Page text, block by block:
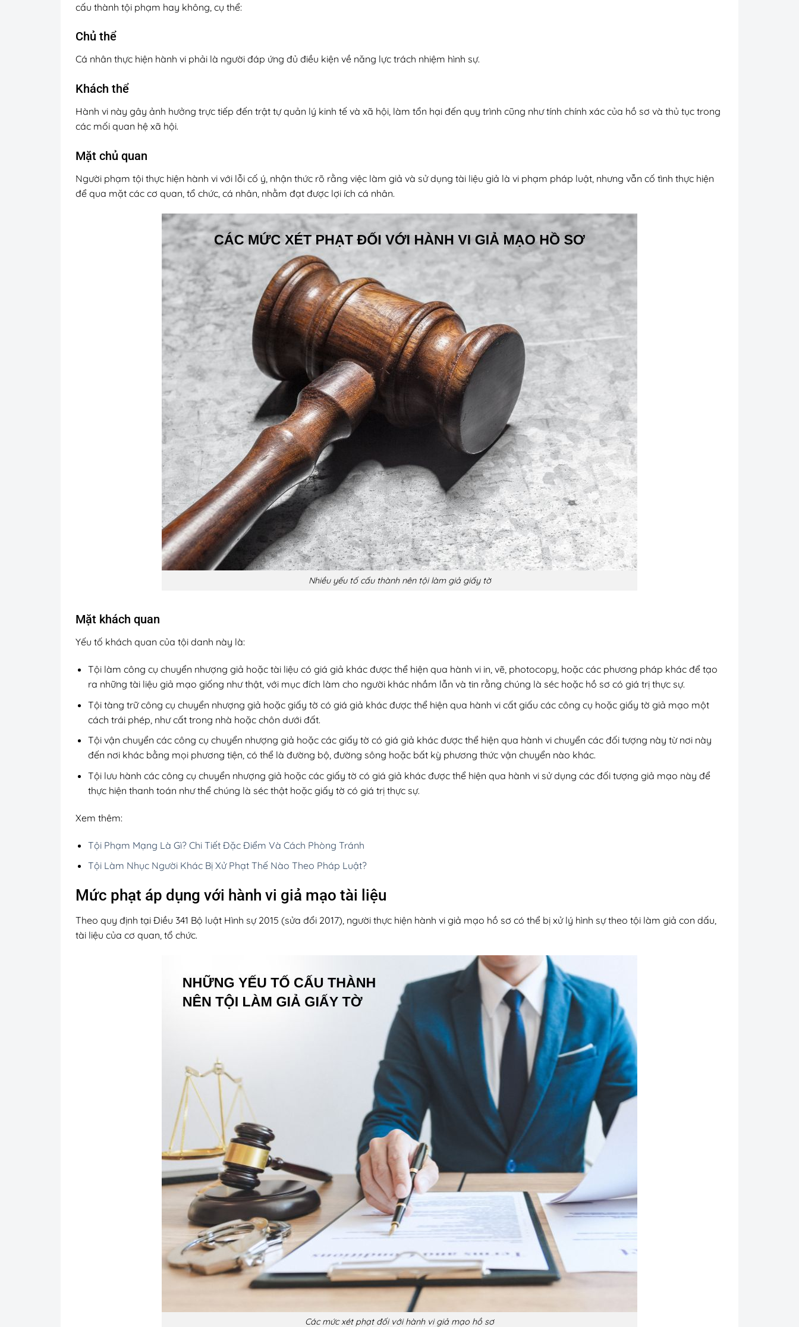
cấu thành tội phạm hay không, cụ thể:
Chủ thể
Cá nhân thực hiện hành vi phải là người đáp ứng đủ điều kiện về năng lực trách nhiệm hình sự.
Khách thể
Hành vi này gây ảnh hưởng trực tiếp đến trật tự quản lý kinh tế và xã hội, làm tổn hại đến quy trình cũng như tính chính xác của hồ sơ và thủ tục trong
các mối quan hệ xã hội.
Mặt chủ quan
Người phạm tội thực hiện hành vi với lỗi cố ý, nhận thức rõ rằng việc làm giả và sử dụng tài liệu giả là vi phạm pháp luật, nhưng vẫn cố tình thực hiện
để qua mặt các cơ quan, tổ chức, cá nhân, nhằm đạt được lợi ích cá nhân.
Nhiều yếu tố cấu thành nên tội làm giả giấy tờ
Mặt khách quan
Yếu tố khách quan của tội danh này là:
Tội làm công cụ chuyển nhượng giả hoặc tài liệu có giá giả khác được thể hiện qua hành vi in, vẽ, photocopy, hoặc các phương pháp khác để tạo
ra những tài liệu giả mạo giống như thật, với mục đích làm cho người khác nhầm lẫn và tin rằng chúng là séc hoặc hồ sơ có giá trị thực sự.
Tội tàng trữ công cụ chuyển nhượng giả hoặc giấy tờ có giá giả khác được thể hiện qua hành vi cất giấu các công cụ hoặc giấy tờ giả mạo một
cách trái phép, như cất trong nhà hoặc chôn dưới đất.
Tội vận chuyển các công cụ chuyển nhượng giả hoặc các giấy tờ có giá giả khác được thể hiện qua hành vi chuyển các đối tượng này từ nơi này
đến nơi khác bằng mọi phương tiện, có thể là đường bộ, đường sông hoặc bất kỳ phương thức vận chuyển nào khác.
Tội lưu hành các công cụ chuyển nhượng giả hoặc các giấy tờ có giá giả khác được thể hiện qua hành vi sử dụng các đối tượng giả mạo này để
thực hiện thanh toán như thể chúng là séc thật hoặc giấy tờ có giá trị thực sự.
Xem thêm:
Tội Phạm Mạng Là Gì? Chi Tiết Đặc Điểm Và Cách Phòng Tránh
Tội Làm Nhục Người Khác Bị Xử Phạt Thế Nào Theo Pháp Luật?
Mức phạt áp dụng với hành vi giả mạo tài liệu
Theo quy định tại Điều 341 Bộ luật Hình sự 2015 (sửa đổi 2017), người thực hiện hành vi giả mạo hồ sơ có thể bị xử lý hình sự theo tội làm giả con dấu,
tài liệu của cơ quan, tổ chức.
Các mức xét phạt đối với hành vi giả mạo hồ sơ